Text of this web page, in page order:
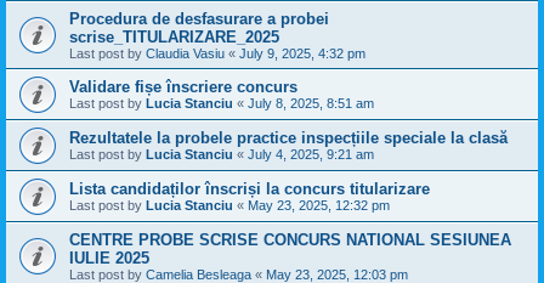
Procedura de desfasurare a probei
scrise_TITULARIZARE_2025
Last post by Claudia Vasiu « July 9, 2025, 4:32 pm
Validare fișe înscriere concurs
Last post by Lucia Stanciu « July 8, 2025, 8:51 am
Rezultatele la probele practice inspecțiile speciale la clasă
Last post by Lucia Stanciu « July 4, 2025, 9:21 am
Lista candidaților înscriși la concurs titularizare
Last post by Lucia Stanciu « May 23, 2025, 12:32 pm
CENTRE PROBE SCRISE CONCURS NATIONAL SESIUNEA
IULIE 2025
Last post by Camelia Besleaga « May 23, 2025, 12:03 pm